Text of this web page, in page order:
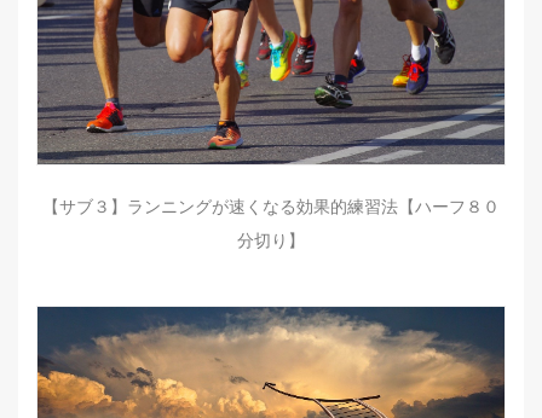
【サブ３】ランニングが速くなる効果的練習法【ハーフ８０
分切り】